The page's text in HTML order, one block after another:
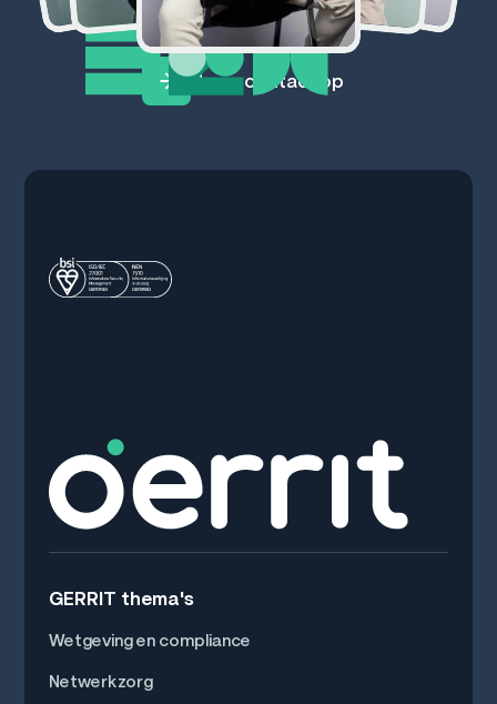
Neem contact op
GERRIT thema's
Wetgeving en compliance
Netwerkzorg